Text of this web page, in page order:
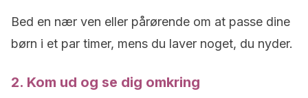
Bed en nær ven eller pårørende om at passe dine
børn i et par timer, mens du laver noget, du nyder.
2. Kom ud og se dig omkring